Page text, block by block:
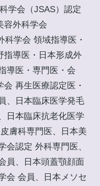
学会（JSAS）認定
容外科学会
科学会 領域指導医・
指導医・日本形成外
導医・専門医・会
再生医療認定医・
、日本臨床医学発毛
日本臨床抗老化医学
膚科専門医、日本美
会認定 外科専門医、
員、日本頭蓋顎顔面
会 会員、日本メソセ